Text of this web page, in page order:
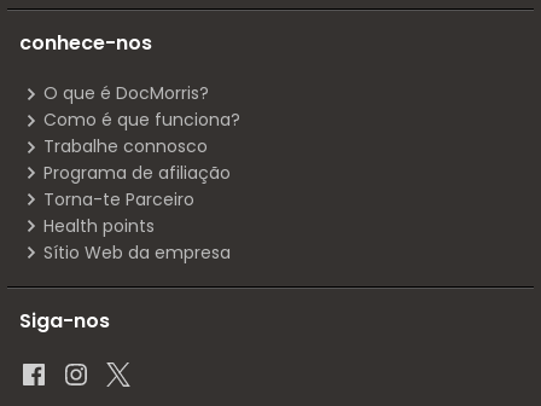
conhece-nos
O que é DocMorris?
Como é que funciona?
Trabalhe connosco
Programa de afiliação
Torna-te Parceiro
Health points
Sítio Web da empresa
Siga-nos